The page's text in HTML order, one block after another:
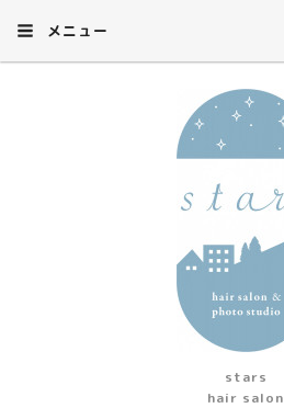
メニュー
stars
hair salon